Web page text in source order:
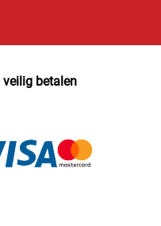
veilig betalen